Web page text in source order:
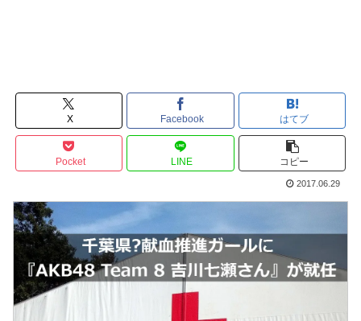
X Facebook はてブ
Pocket LINE コピー
2017.06.29